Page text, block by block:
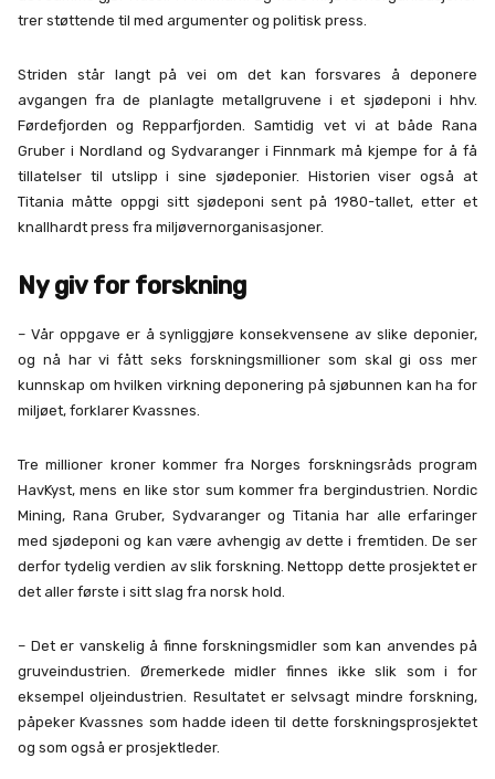
trer støttende til med argumenter og politisk press.
Striden står langt på vei om det kan forsvares å deponere
avgangen fra de planlagte metallgruvene i et sjødeponi i hhv.
Førdefjorden og Repparfjorden. Samtidig vet vi at både Rana
Gruber i Nordland og Sydvaranger i Finnmark må kjempe for å få
tillatelser til utslipp i sine sjødeponier. Historien viser også at
Titania måtte oppgi sitt sjødeponi sent på 1980-tallet, etter et
knallhardt press fra miljøvernorganisasjoner.
Ny giv for forskning
– Vår oppgave er å synliggjøre konsekvensene av slike deponier,
og nå har vi fått seks forskningsmillioner som skal gi oss mer
kunnskap om hvilken virkning deponering på sjøbunnen kan ha for
miljøet, forklarer Kvassnes.
Tre millioner kroner kommer fra Norges forskningsråds program
HavKyst, mens en like stor sum kommer fra bergindustrien. Nordic
Mining, Rana Gruber, Sydvaranger og Titania har alle erfaringer
med sjødeponi og kan være avhengig av dette i fremtiden. De ser
derfor tydelig verdien av slik forskning. Nettopp dette prosjektet er
det aller første i sitt slag fra norsk hold.
– Det er vanskelig å finne forskningsmidler som kan anvendes på
gruveindustrien. Øremerkede midler finnes ikke slik som i for
eksempel oljeindustrien. Resultatet er selvsagt mindre forskning,
påpeker Kvassnes som hadde ideen til dette forskningsprosjektet
og som også er prosjektleder.